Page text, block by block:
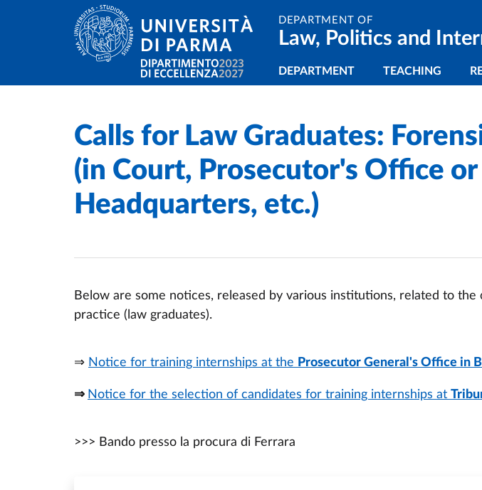
Skip to main content
Skip to footer DEPARTMENT OF
Law, Politics and
Navigazione
DEPARTMENT TEACHING
Home
Calls for Law Graduates:
(in Court, Prosecutor's Office or
Headquarters, etc.)
Below are some notices, released by various institutions, related to the
practice (law graduates).
⇒ Notice for training internships at the Prosecutor General's Office in
⇒ Notice for the selection of candidates for training internships at
>>> Bando presso la procura di Ferrara